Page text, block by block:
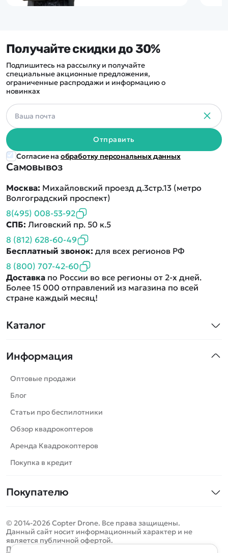
Каталог
Машинки
Танки
Вертолеты
Катера
Роботы
Самолеты
Сборные модели
Спецтехника
Игрушки
Запчасти для моделей
Информация
Оптовые продажи
Блог
Статьи про беспилотники
Обзор квадрокоптеров
Аренда Квадрокоптеров
Покупка в кредит
Покупателю
Оплата и доставка
Помощь
Самовывоз
Москва: Михайловский проезд д.3стр.13 (метро
Волгоградский проспект)
8(495) 008-53-92
СПБ: Лиговский пр. 50 к.5
8 (812) 628-60-49
Бесплатный звонок: для всех регионов РФ
8 (800) 707-42-60
Доставка по России во все регионы от 2-х дней.
Более 15 000 отправлений из магазина по всей
стране каждый месяц!
Получайте скидки до 30%
Подпишитесь на рассылку и получайте
специальные акционные предложения,
ограниченные распродажи и информацию о
новинках
Отправить
Согласие на обработку персональных данных
© 2014-2026 Copter Drone. Все права защищены.
Данный сайт носит информационный характер и не
является публичной офертой.
Политика конфиденциальности
Определить местоположение